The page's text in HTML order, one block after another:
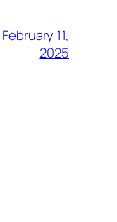
February 11,
2025